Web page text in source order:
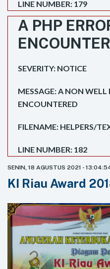
LINE NUMBER: 179
A PHP
SEVERITY: NOTICE
MESSAGE: A NON
ENCOUNTERED
FILENAME: HELPERS/
LINE NUMBER: 182
SENIN, 18 AGUSTUS 2021 -
KI Riau Award